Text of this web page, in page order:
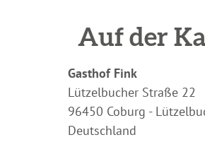
Auf der
Gasthof Fink
Lützelbucher Straße 22
96450 Coburg -
Deutschland